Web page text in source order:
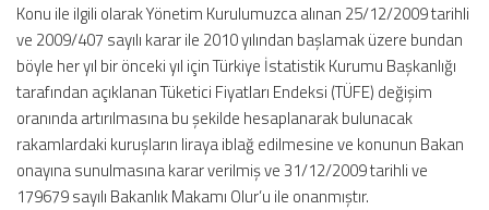
Konu ile ilgili olarak Yönetim Kurulumuzca alınan 25/12/2009 tarihli
ve 2009/407 sayılı karar ile 2010 yılından başlamak üzere bundan
böyle her yıl bir önceki yıl için Türkiye İstatistik Kurumu Başkanlığı
tarafından açıklanan Tüketici Fiyatları Endeksi (TÜFE) değişim
oranında artırılmasına bu şekilde hesaplanarak bulunacak
rakamlardaki kuruşların liraya iblağ edilmesine ve konunun Bakan
onayına sunulmasına karar verilmiş ve 31/12/2009 tarihli ve
179679 sayılı Bakanlık Makamı Olur’u ile onanmıştır.